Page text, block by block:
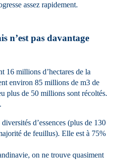
assez rapidement.
n’est pas davantage
16 millions d’hectares de la
environ 85 millions de m3 de
plus de 50 millions sont récoltés.
d’essences (plus de 130
de feuillus). Elle est à 75%
on ne trouve quasiment